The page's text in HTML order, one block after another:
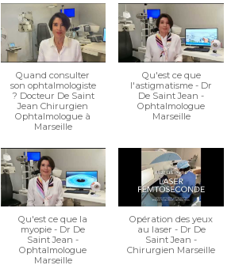
Quand consulter
son ophtalmologiste
? Docteur De Saint
Jean Chirurgien
Ophtalmologue à
Marseille
Qu'est ce que
l'astigmatisme - Dr
De Saint Jean -
Ophtalmologue
Marseille
Qu'est ce que la
myopie - Dr De
Saint Jean -
Ophtalmologue
Marseille
Opération des yeux
au laser - Dr De
Saint Jean -
Chirurgien Marseille